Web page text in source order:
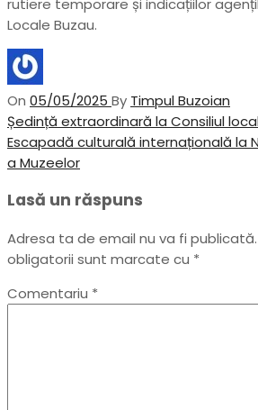
rutiere temporare și indicațiilor
Locale Buzau.
On 05/05/2025 By Timpul Buzoian
Navigare
în
articole
Previous
Post
Ședință extraordinară la Consiliul
Next
Post
Escapadă culturală internațională la
a Muzeelor
Lasă un răspuns
Adresa ta de email nu va fi publicată.
obligatorii sunt marcate cu *
Comentariu *